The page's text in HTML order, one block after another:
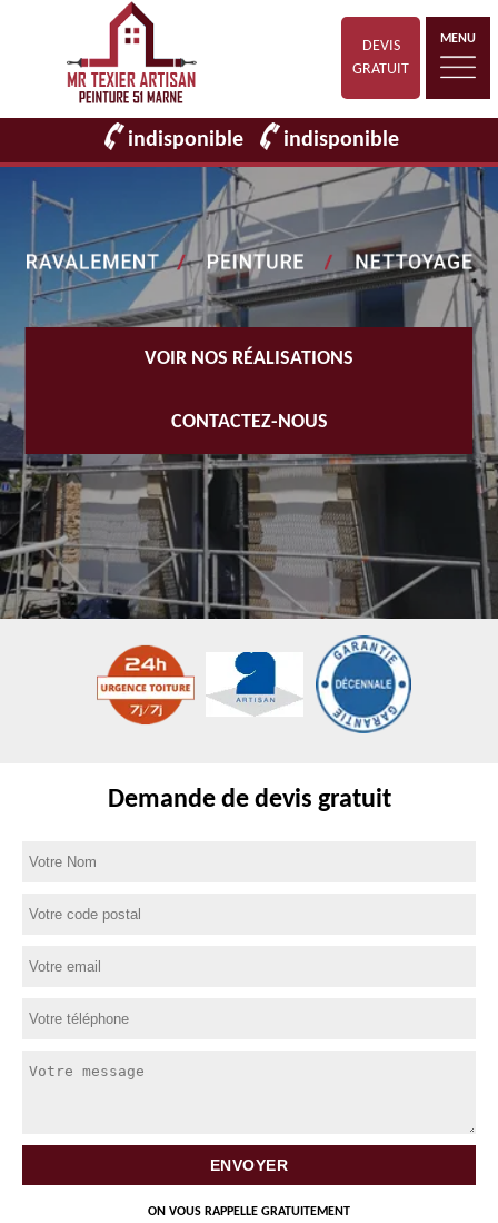
DEVIS
GRATUIT
MENU
indisponible indisponible
VOIR NOS RÉALISATIONS
CONTACTEZ-NOUS
Demande de devis gratuit
ON VOUS RAPPELLE GRATUITEMENT